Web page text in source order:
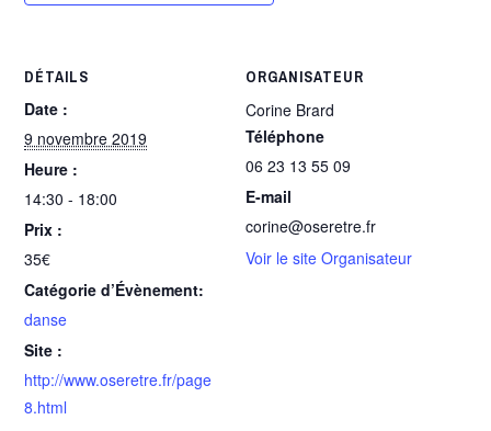
DÉTAILS
Date :
9 novembre 2019
Heure :
14:30 - 18:00
Prix :
35€
Catégorie d’Évènement:
danse
Site :
http://www.oseretre.fr/page
8.html
ORGANISATEUR
Corine Brard
Téléphone
06 23 13 55 09
E-mail
corine@oseretre.fr
Voir le site Organisateur